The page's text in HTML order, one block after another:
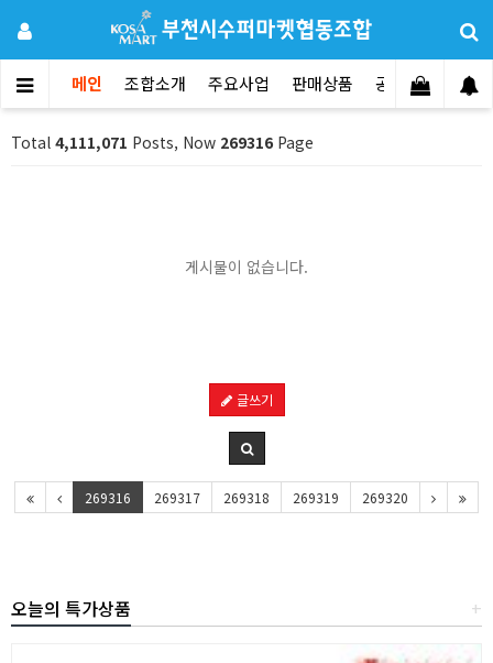
메인 조합소개 주요사업 판매상품 공지사항 문
Total 4,111,071 Posts, Now 269316 Page
게시물이 없습니다.
글쓰기
269316 269317 269318 269319 269320
+
오늘의 특가상품